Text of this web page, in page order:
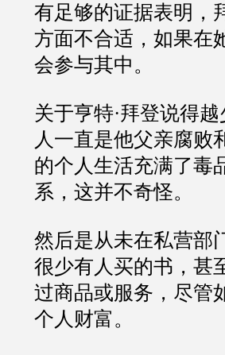
有足够的证据表明，
方面不合适，如果在
会参与其中。
关于亨特·拜登说得
人一直是他父亲腐败
的个人生活充满了毒
系，这并不奇怪。
然后是从未在私营部
很少有人买的书，甚
过商品或服务，尽管
个人财富。